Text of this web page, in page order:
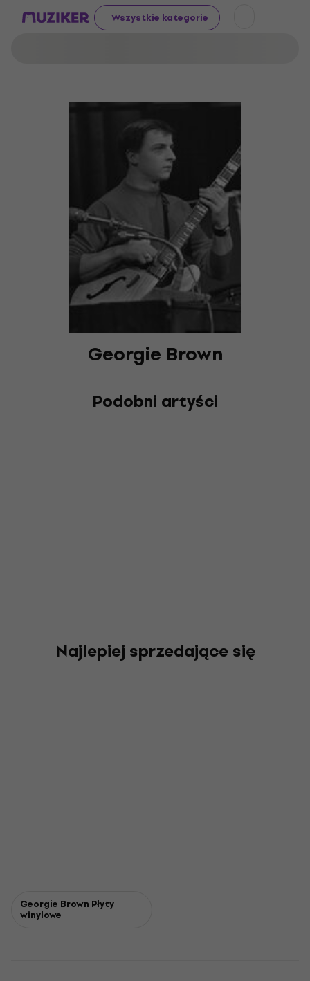
Wszystkie kategorie
Georgie Brown
Podobni artyści
Najlepiej sprzedające się
Georgie Brown Płyty
winylowe